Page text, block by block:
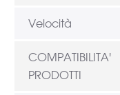
Velocità
COMPATIBILITA'
PRODOTTI